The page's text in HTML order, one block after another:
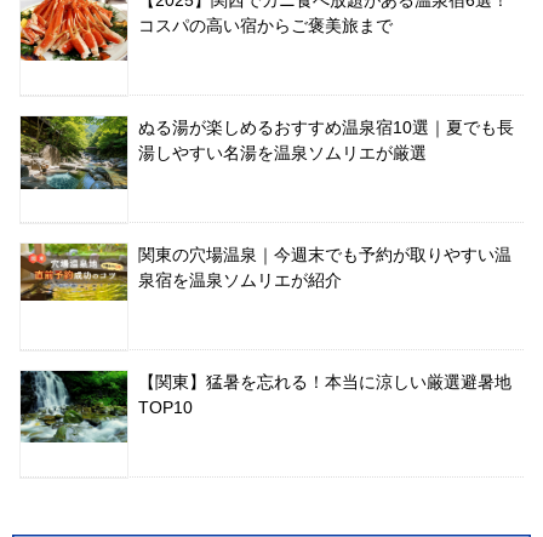
コスパの高い宿からご褒美旅まで
ぬる湯が楽しめるおすすめ温泉宿10選｜夏でも長
湯しやすい名湯を温泉ソムリエが厳選
関東の穴場温泉｜今週末でも予約が取りやすい温
泉宿を温泉ソムリエが紹介
【関東】猛暑を忘れる！本当に涼しい厳選避暑地
TOP10